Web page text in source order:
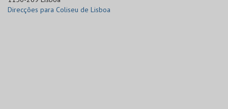
Direcções para Coliseu de Lisboa